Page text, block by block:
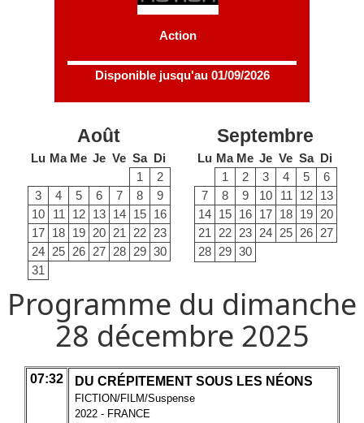
Action
Disponible jusqu'au 01/09/2026
Août
Lu Ma Me Je Ve Sa Di
1
2
3
4 5 6 7 8
9
10
11 12 13 14 15 16
17 18 19 20 21 22 23
24 25 26 27 28 29 30
31
Septembre
Lu Ma Me Je Ve Sa Di
1
2 3 4 5
6
7
8 9 10 11 12 13
14 15 16 17 18 19 20
21
22 23 24 25 26 27
28 29 30
Programme du dimanche
28 décembre 2025